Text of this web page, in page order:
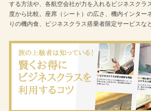
する方法や、各航空会社が力を入れるビジネスクラ
度から比較。座席（シート）の広さ、機内インター
りの機内食、ビジネスクラス搭乗者限定サービスな